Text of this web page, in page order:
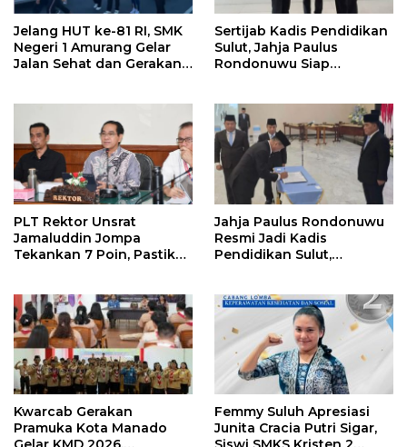
Jelang HUT ke-81 RI, SMK
Negeri 1 Amurang Gelar
Jalan Sehat dan Gerakan
Sertijab Kadis Pendidikan
Sulut, Jahja Paulus
Rondonuwu Siap
PLT Rektor Unsrat
Jamaluddin Jompa
Tekankan 7 Poin, Pastikan
Jahja Paulus Rondonuwu
Resmi Jadi Kadis
Pendidikan Sulut,
Kwarcab Gerakan
Pramuka Kota Manado
Femmy Suluh Apresiasi
Junita Cracia Putri Sigar,